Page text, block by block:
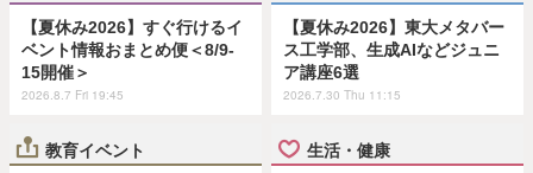
【夏休み2026】すぐ行けるイ
ベント情報おまとめ便＜8/9-
15開催＞
2026.8.7 Fri 19:45
【夏休み2026】東大メタバー
ス工学部、生成AIなどジュニ
ア講座6選
2026.7.30 Thu 11:15
教育イベント 生活・健康